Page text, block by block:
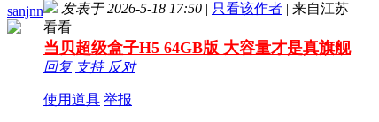
sanjnn 发表于 2026-5-18 17:50 | 只看该作者 | 来自江苏
看看
当贝超级盒子H5 64GB版 大容量才是真旗舰
回复 支持 反对
使用道具 举报